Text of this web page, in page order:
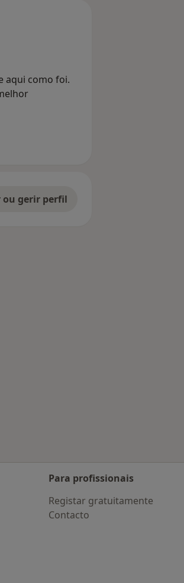
aqui como foi.
ou gerir perfil
Para profissionais
Registar gratuitamente
Contacto